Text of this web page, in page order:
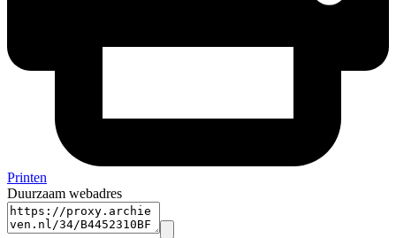
Printen
Duurzaam webadres